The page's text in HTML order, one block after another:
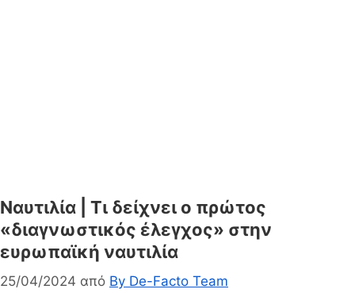
Ναυτιλία | Τι δείχνει ο πρώτος
«διαγνωστικός έλεγχος» στην
ευρωπαϊκή ναυτιλία
25/04/2024 από By De-Facto Team